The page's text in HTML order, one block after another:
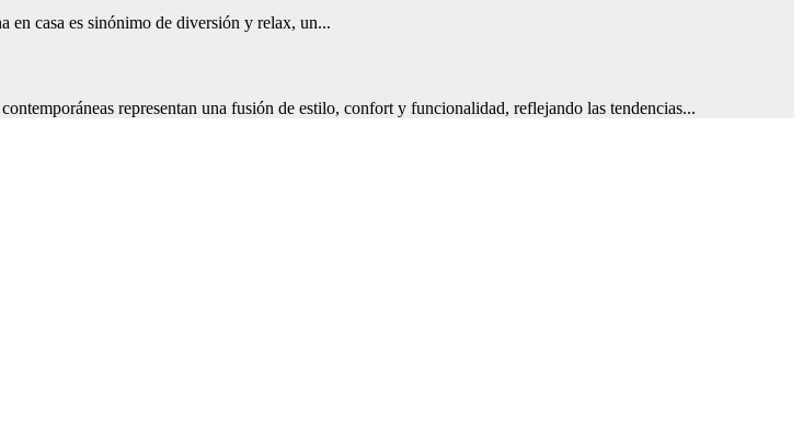
en casa es sinónimo de diversión y relax, un...
representan una fusión de estilo, confort y funcionalidad, reflejando las tendencias...